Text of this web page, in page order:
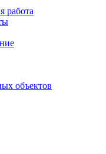
работа
объектов